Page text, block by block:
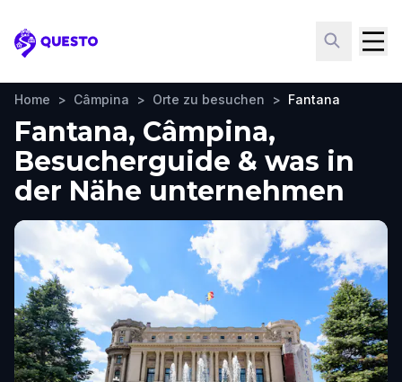
Questo
Home > Câmpina > Orte zu besuchen > Fantana
Fantana, Câmpina,
Besucherguide & was in
der Nähe unternehmen